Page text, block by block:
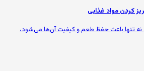
کردن مواد غذایی
تنها باعث حفظ طعم و کیفیت آن‌ها می‌شود،